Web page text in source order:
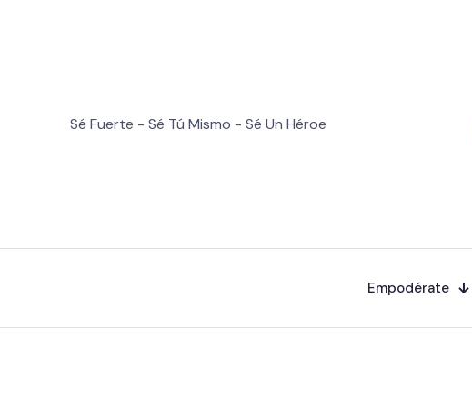
Sé Fuerte - Sé Tú Mismo - Sé Un Héroe
Empodérate